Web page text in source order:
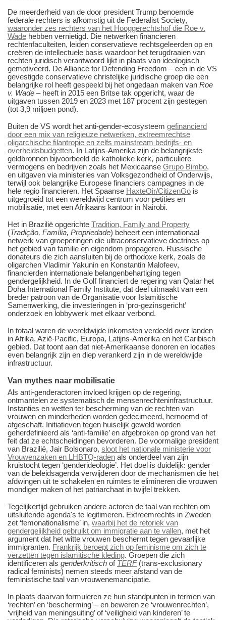
De meerderheid van de door president Trump benoemde
federale rechters is afkomstig uit de Federalist Society,
waaronder zes rechters van het Hooggerechtshof die Roe v.
Wade hebben vernietigd. Die netwerken financieren
rechtenfaculteiten, leiden conservatieve rechtsgeleerden op en
creëren de intellectuele basis waardoor het terugdraaien van
rechten juridisch verantwoord lijkt in plaats van ideologisch
gemotiveerd. De Alliance for Defending Freedom – een in de VS
gevestigde conservatieve christelijke juridische groep die een
belangrijke rol heeft gespeeld bij het ongedaan maken van Roe
v. Wade – heeft in 2015 een Britse tak opgericht, waar de
uitgaven tussen 2019 en 2023 met 187 procent zijn gestegen
(tot 3,9 miljoen pond).
Buiten de VS wordt het anti-gender-ecosysteem gefinancierd
door een mix van religieuze netwerken, extreemrechtse
oligarchische filantropie en zelfs mainstream bedrijfs- en
overheidsbudgetten. In Latijns-Amerika zijn de belangrijkste
geldbronnen bijvoorbeeld de katholieke kerk, particuliere
vermogens en bedrijven zoals het Mexicaanse Grupo Bimbo,
en uitgaven via ministeries van Volksgezondheid of Onderwijs,
terwijl ook belangrijke Europese financiers campagnes in de
hele regio financieren. Het Spaanse HaxteOir/CitizenGo is
uitgegroeid tot een wereldwijd centrum voor petities en
mobilisatie, met een Afrikaans kantoor in Nairobi.
Het in Brazilië opgerichte Tradition, Family and Property
(Tradição, Família, Propriedade) beheert een internationaal
netwerk van groeperingen die ultraconservatieve doctrines op
het gebied van familie en eigendom propageren. Russische
donateurs die zich aansluiten bij de orthodoxe kerk, zoals de
oligarchen Vladimir Yakunin en Konstantin Malofeev,
financierden internationale belangenbehartiging tegen
gendergelijkheid. In de Golf financiert de regering van Qatar het
Doha International Family Institute, dat deel uitmaakt van een
breder patroon van de Organisatie voor Islamitische
Samenwerking, die investeringen in ‘pro-gezinsgericht’
onderzoek en lobbywerk met elkaar verbond.
In totaal waren de wereldwijde inkomsten verdeeld over landen
in Afrika, Azië-Pacific, Europa, Latijns-Amerika en het Caribisch
gebied. Dat toont aan dat niet-Amerikaanse donoren en locaties
even belangrijk zijn en diep verankerd zijn in de wereldwijde
infrastructuur.
Van mythes naar mobilisatie
Als anti-genderactoren invloed krijgen op de regering,
ontmantelen ze systematisch de mensenrechteninfrastructuur.
Instanties en wetten ter bescherming van de rechten van
vrouwen en minderheden worden gedecimeerd, hernoemd of
afgeschaft. Initiatieven tegen huiselijk geweld worden
geherdefinieerd als ‘anti-familie’ en afgebroken op grond van het
feit dat ze echtscheidingen bevorderen. De voormalige president
van Brazilië, Jair Bolsonaro, sloot het nationale ministerie voor
Vrouwenzaken en LHBTQ-raden als onderdeel van zijn
kruistocht tegen ‘genderideologie’. Het doel is duidelijk: gender
van de beleidsagenda verwijderen door de mechanismen die het
afdwingen uit te schakelen en ruimtes te elimineren die vrouwen
mondiger maken of het patriarchaat in twijfel trekken.
Tegelijkertijd gebruiken andere actoren de taal van rechten om
uitsluitende agenda's te legitimeren. Extreemrechts in Zweden
zet ‘femonationalisme’ in, waarbij het de retoriek van
gendergelijkheid gebruikt om immigratie aan te vallen, met het
argument dat het witte vrouwen beschermt tegen gevaarlijke
immigranten. Frankrijk beroept zich op feminisme om zich te
verzetten tegen islamitische kleding. Groepen die zich
identificeren als genderkritisch of TERF(trans-exclusionary
radical feminists) nemen steeds meer afstand van de
feministische taal van vrouwenemancipatie.
In plaats daarvan formuleren ze hun standpunten in termen van
‘rechten’ en ‘bescherming’ – en beweren ze ‘vrouwenrechten’,
‘vrijheid van meningsuiting’ of ‘veiligheid van kinderen’ te